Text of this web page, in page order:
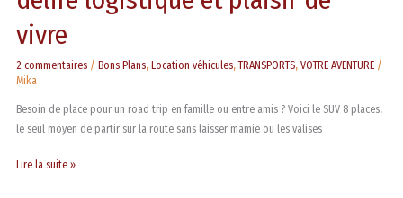
vivre
2 commentaires / Bons Plans, Location véhicules,TRANSPORTS,VOTRE AVENTURE /
Mika
Besoin de place pour un road trip en famille ou entre amis ? Voici le SUV 8 places,
le seul moyen de partir sur la route sans laisser mamie ou les valises
Lire la suite »